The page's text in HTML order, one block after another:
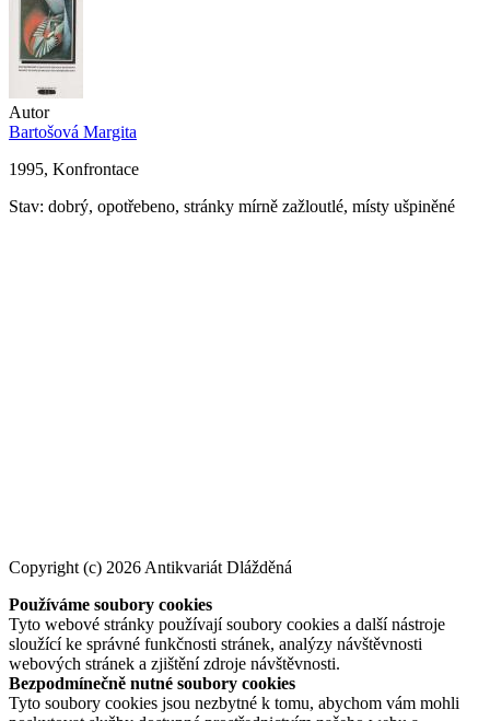
Autor
Bartošová Margita
1995, Konfrontace
Stav: dobrý, opotřebeno, stránky mírně zažloutlé, místy ušpiněné
Copyright (c) 2026 Antikvariát Dlážděná
Používáme soubory cookies
Tyto webové stránky používají soubory cookies a další nástroje
sloužící ke správné funkčnosti stránek, analýzy návštěvnosti
webových stránek a zjištění zdroje návštěvnosti.
Bezpodmínečně nutné soubory cookies
Tyto soubory cookies jsou nezbytné k tomu, abychom vám mohli